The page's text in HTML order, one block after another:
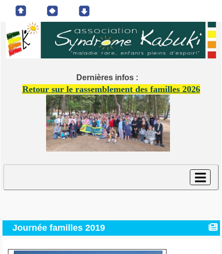
Dernières infos :
Retour sur le rassemblement des familles 2026
Journée familles 2019